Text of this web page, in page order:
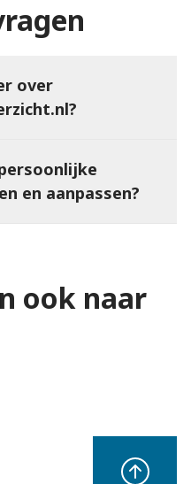
over
en aanpassen?
ook naar